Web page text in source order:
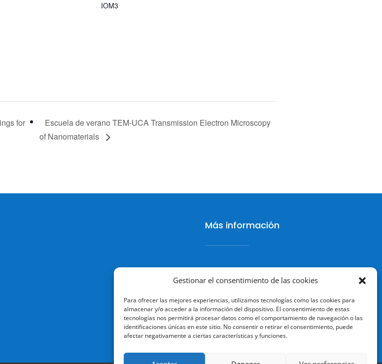
Gestionar el consentimiento de las cookies
Para ofrecer las mejores experiencias, utilizamos tecnologías como las cookies para
almacenar y/o acceder a la información del dispositivo. El consentimiento de estas
tecnologías nos permitirá procesar datos como el comportamiento de navegación o las
identificaciones únicas en este sitio. No consentir o retirar el consentimiento, puede
afectar negativamente a ciertas características y funciones.
IOM3
for
Escuela de verano TEM-UCA Transmission Electron Microscopy
of Nanomaterials
Más información
Política de cookies
Aviso legal
Terminos y condiciones